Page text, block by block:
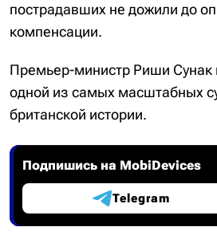
пострадавших не дожили до
компенсации.
Премьер-министр Риши Сунак
одной из самых масштабных
британской истории.
Подпишись на MobiDevices
Telegram